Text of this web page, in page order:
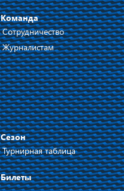
Команда
Сотрудничество
Журналистам
Сезон
Турнирная таблица
Билеты